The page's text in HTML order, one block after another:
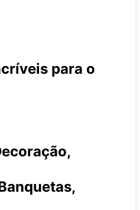
para o